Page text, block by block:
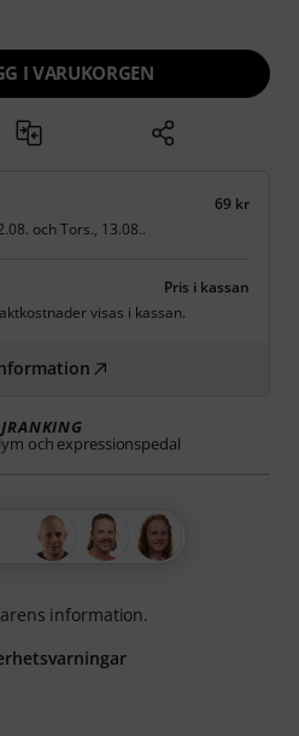
I VARUKORGEN
69 kr
ochTors., 13.08..
Pris i kassan
visas i kassan.
och expressionspedal
information.